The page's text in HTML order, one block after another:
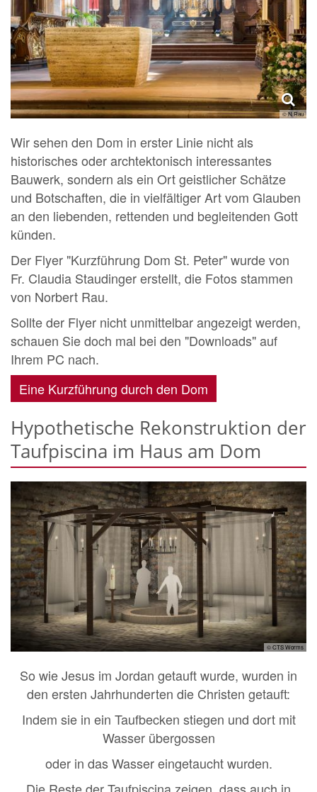
© N.Rau
Wir sehen den Dom in erster Linie nicht als
historisches oder archtektonisch interessantes
Bauwerk, sondern als ein Ort geistlicher Schätze
und Botschaften, die in vielfältiger Art vom Glauben
an den liebenden, rettenden und begleitenden Gott
künden.
Der Flyer "Kurzführung Dom St. Peter" wurde von
Fr. Claudia Staudinger erstellt, die Fotos stammen
von Norbert Rau.
Sollte der Flyer nicht unmittelbar angezeigt werden,
schauen Sie doch mal bei den "Downloads" auf
Ihrem PC nach.
Eine Kurzführung durch den Dom
Hypothetische Rekonstruktion der
Taufpiscina im Haus am Dom
© CTS Worms
So wie Jesus im Jordan getauft wurde, wurden in
den ersten Jahrhunderten die Christen getauft:
Indem sie in ein Taufbecken stiegen und dort mit
Wasser übergossen
oder in das Wasser eingetaucht wurden.